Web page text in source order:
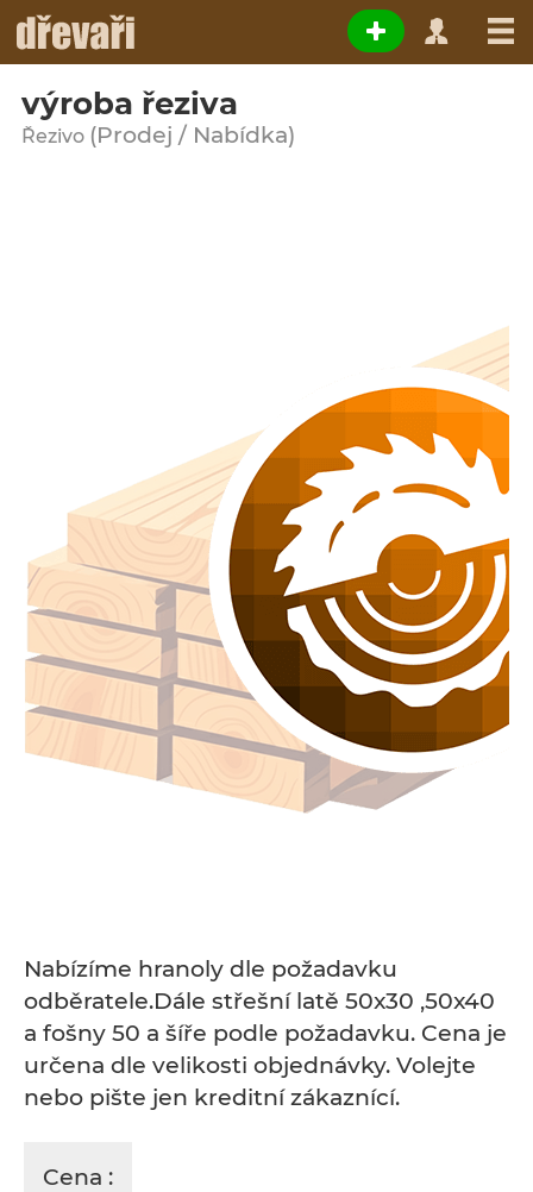
výroba řeziva
Řezivo (Prodej / Nabídka)
Nabízíme hranoly dle požadavku
odběratele.Dále střešní latě 50x30 ,50x40
a fošny 50 a šíře podle požadavku. Cena je
určena dle velikosti objednávky. Volejte
nebo pište jen kreditní zákaznící.
Cena :